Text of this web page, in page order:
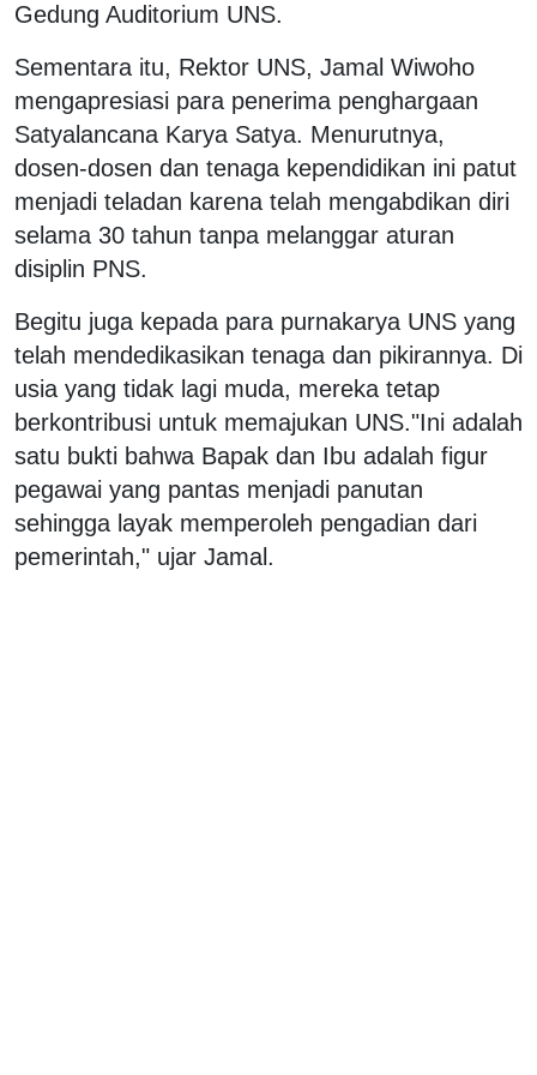
Gedung Auditorium UNS.
Sementara itu, Rektor UNS, Jamal Wiwoho
mengapresiasi para penerima penghargaan
Satyalancana Karya Satya. Menurutnya,
dosen-dosen dan tenaga kependidikan ini patut
menjadi teladan karena telah mengabdikan diri
selama 30 tahun tanpa melanggar aturan
disiplin PNS.
Begitu juga kepada para purnakarya UNS yang
telah mendedikasikan tenaga dan pikirannya. Di
usia yang tidak lagi muda, mereka tetap
berkontribusi untuk memajukan UNS."Ini adalah
satu bukti bahwa Bapak dan Ibu adalah figur
pegawai yang pantas menjadi panutan
sehingga layak memperoleh pengadian dari
pemerintah," ujar Jamal.